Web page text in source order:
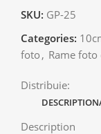
SKU: GP-25
Categories:
foto , Rame foto
Distribuie:
DESCRIPTION
Description